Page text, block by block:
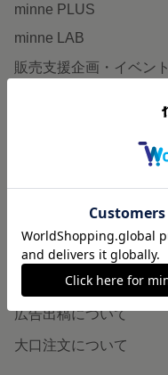
minne PLUS
minne LAB
販売支援企画・イベント
minneとものづくりと
minneの本
企業の方へ
広告出稿について
大口注文について